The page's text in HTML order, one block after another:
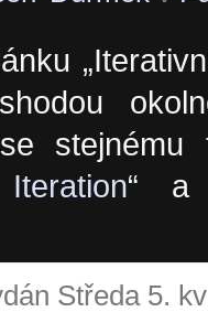
stejnému
“ a
Středa 5.